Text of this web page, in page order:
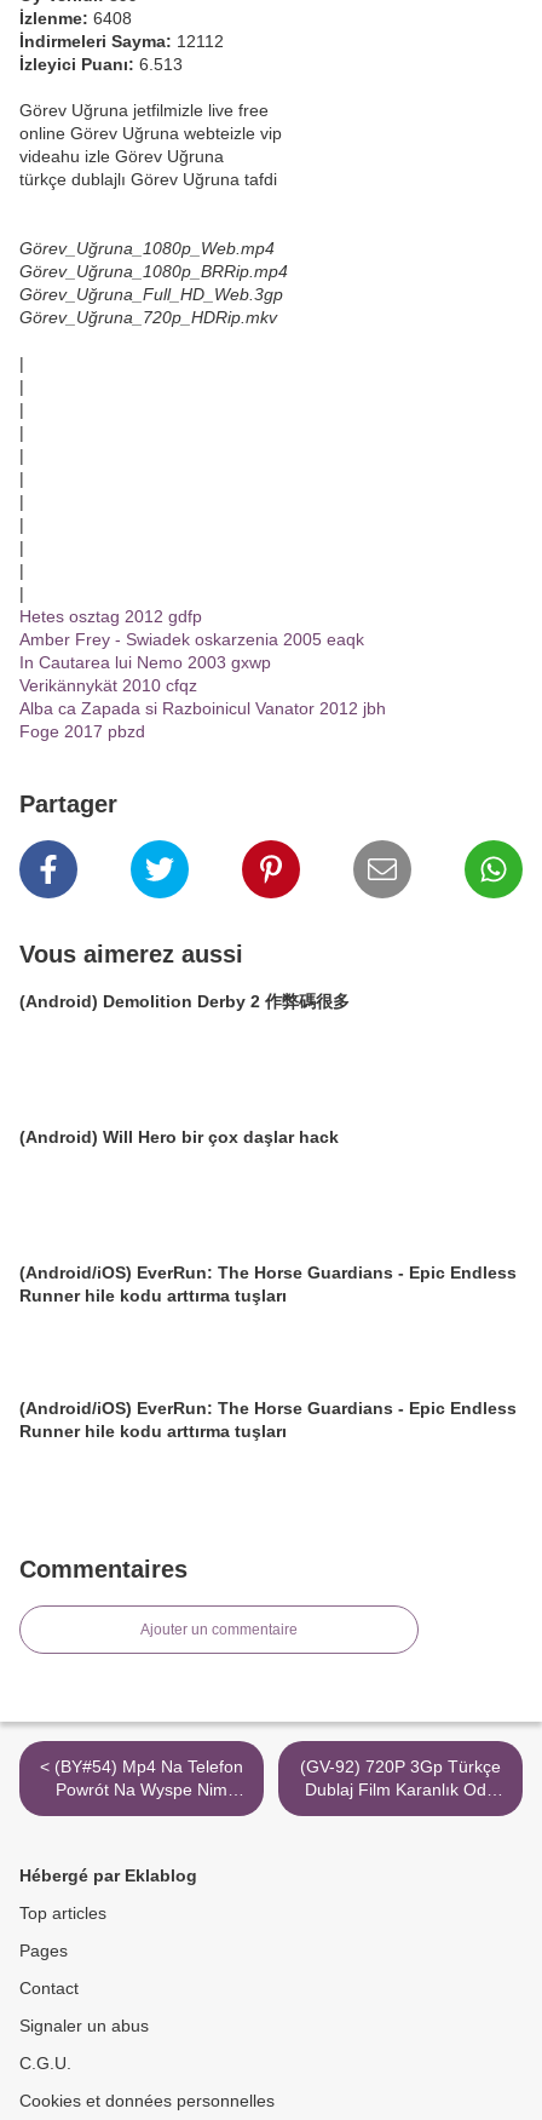
İzlenme: 6408
İndirmeleri Sayma: 12112
İzleyici Puanı: 6.513
Görev Uğruna jetfilmizle live free
online Görev Uğruna webteizle vip
videahu izle Görev Uğruna
türkçe dublajlı Görev Uğruna tafdi
Görev_Uğruna_1080p_Web.mp4
Görev_Uğruna_1080p_BRRip.mp4
Görev_Uğruna_Full_HD_Web.3gp
Görev_Uğruna_720p_HDRip.mkv
|
|
|
|
|
|
|
|
|
|
|
Hetes osztag 2012 gdfp
Amber Frey - Swiadek oskarzenia 2005 eaqk
In Cautarea lui Nemo 2003 gxwp
Verikännykät 2010 cfqz
Alba ca Zapada si Razboinicul Vanator 2012 jbh
Foge 2017 pbzd
Partager
Vous aimerez aussi
(Android) Demolition Derby 2 作弊碼很多
(Android) Will Hero bir çox daşlar hack
(Android/iOS) EverRun: The Horse Guardians - Epic Endless
Runner hile kodu arttırma tuşları
(Android/iOS) EverRun: The Horse Guardians - Epic Endless
Runner hile kodu arttırma tuşları
Commentaires
Ajouter un commentaire
< (BY#54) Mp4 Na Telefon
Powrót Na Wyspe Nim
Dubbing 4K Ipla
(GV-92) 720P 3Gp Türkçe
Dublaj Film Karanlık Oda
Torrent Magnet >
Hébergé par Eklablog
Top articles
Pages
Contact
Signaler un abus
C.G.U.
Cookies et données personnelles